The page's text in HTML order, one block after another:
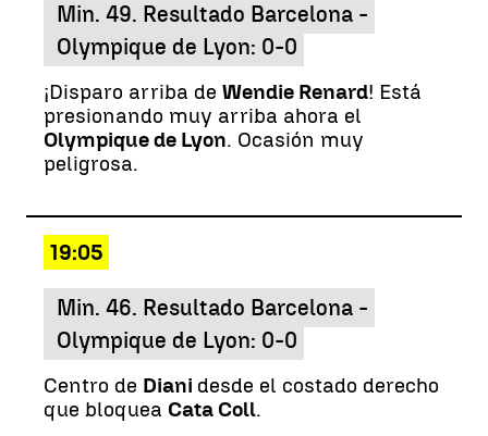
Min. 49. Resultado Barcelona -
Olympique de Lyon: 0-0
¡Disparo arriba de Wendie Renard! Está
presionando muy arriba ahora el
Olympique de Lyon. Ocasión muy
peligrosa.
19:05
Min. 46. Resultado Barcelona -
Olympique de Lyon: 0-0
Centro de Diani desde el costado derecho
que bloquea Cata Coll.